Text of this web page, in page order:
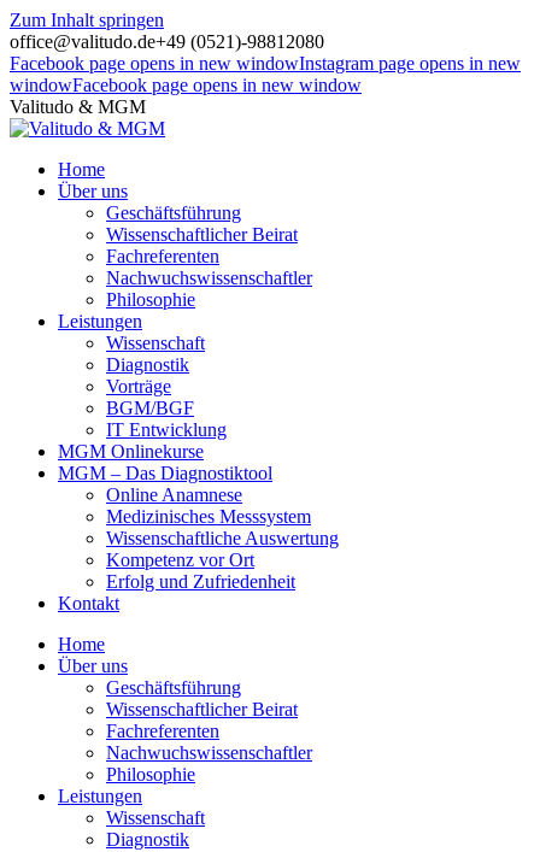
Zum Inhalt springen
office@valitudo.de+49 (0521)-98812080
Facebook page opens in new windowInstagram page opens in new
windowFacebook page opens in new window
Valitudo & MGM
Home
Über uns
Geschäftsführung
Wissenschaftlicher Beirat
Fachreferenten
Nachwuchswissenschaftler
Philosophie
Leistungen
Wissenschaft
Diagnostik
Vorträge
BGM/BGF
IT Entwicklung
MGM Onlinekurse
MGM – Das Diagnostiktool
Online Anamnese
Medizinisches Messsystem
Wissenschaftliche Auswertung
Kompetenz vor Ort
Erfolg und Zufriedenheit
Kontakt
Home
Über uns
Geschäftsführung
Wissenschaftlicher Beirat
Fachreferenten
Nachwuchswissenschaftler
Philosophie
Leistungen
Wissenschaft
Diagnostik